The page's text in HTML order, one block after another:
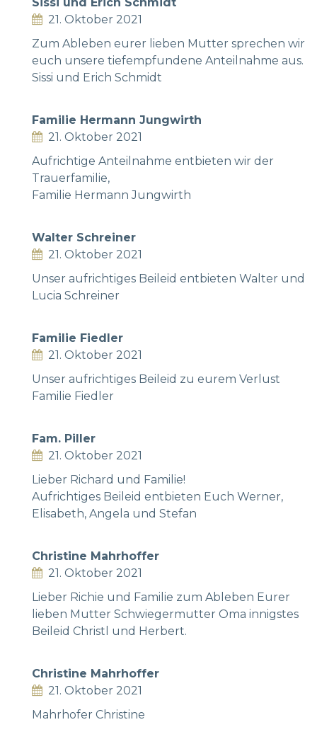
21. Oktober 2021
Zum Ableben eurer lieben Mutter sprechen wir
euch unsere tiefempfundene Anteilnahme aus.
Sissi und Erich Schmidt
Familie Hermann Jungwirth
21. Oktober 2021
Aufrichtige Anteilnahme entbieten wir der
Trauerfamilie,
Familie Hermann Jungwirth
Walter Schreiner
21. Oktober 2021
Unser aufrichtiges Beileid entbieten Walter und
Lucia Schreiner
Familie Fiedler
21. Oktober 2021
Unser aufrichtiges Beileid zu eurem Verlust
Familie Fiedler
Fam. Piller
21. Oktober 2021
Lieber Richard und Familie!
Aufrichtiges Beileid entbieten Euch Werner,
Elisabeth, Angela und Stefan
Christine Mahrhoffer
21. Oktober 2021
Lieber Richie und Familie zum Ableben Eurer
lieben Mutter Schwiegermutter Oma innigstes
Beileid Christl und Herbert.
Christine Mahrhoffer
21. Oktober 2021
Mahrhofer Christine